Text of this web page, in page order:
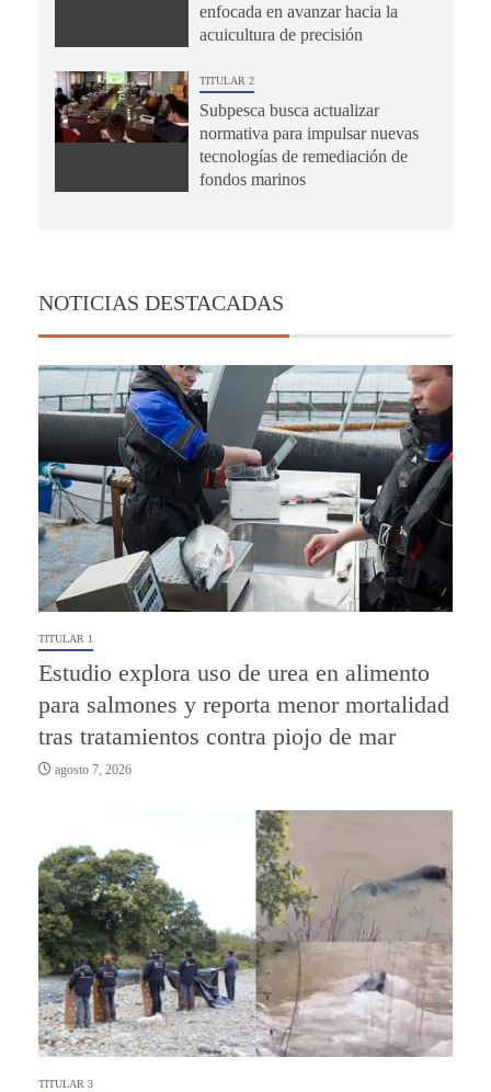
enfocada en avanzar hacia la
acuicultura de precisión
TITULAR 2
Subpesca busca actualizar
normativa para impulsar nuevas
tecnologías de remediación de
fondos marinos
NOTICIAS DESTACADAS
TITULAR 1
Estudio explora uso de urea en alimento
para salmones y reporta menor mortalidad
tras tratamientos contra piojo de mar
agosto 7, 2026
TITULAR 3